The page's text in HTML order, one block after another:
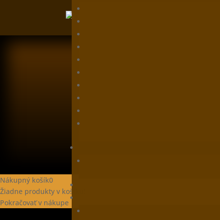
Nákupný košík0
Žiadne produkty v košíku!
Pokračovať v nákupe